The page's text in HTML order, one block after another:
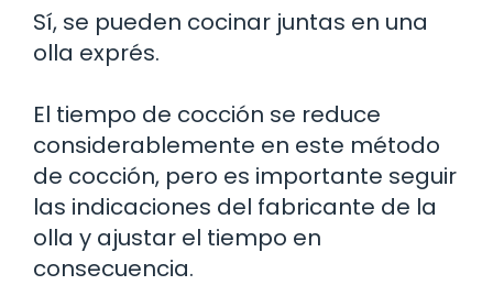
Sí, se pueden cocinar juntas en una
olla exprés.
El tiempo de cocción se reduce
considerablemente en este método
de cocción, pero es importante seguir
las indicaciones del fabricante de la
olla y ajustar el tiempo en
consecuencia.